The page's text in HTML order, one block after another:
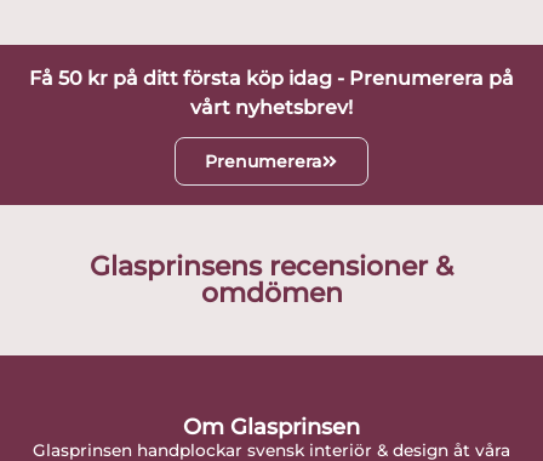
Få 50 kr på ditt första köp idag - Prenumerera på
vårt nyhetsbrev!
Prenumerera
Glasprinsens recensioner &
omdömen
Om Glasprinsen
Glasprinsen handplockar svensk interiör & design åt våra